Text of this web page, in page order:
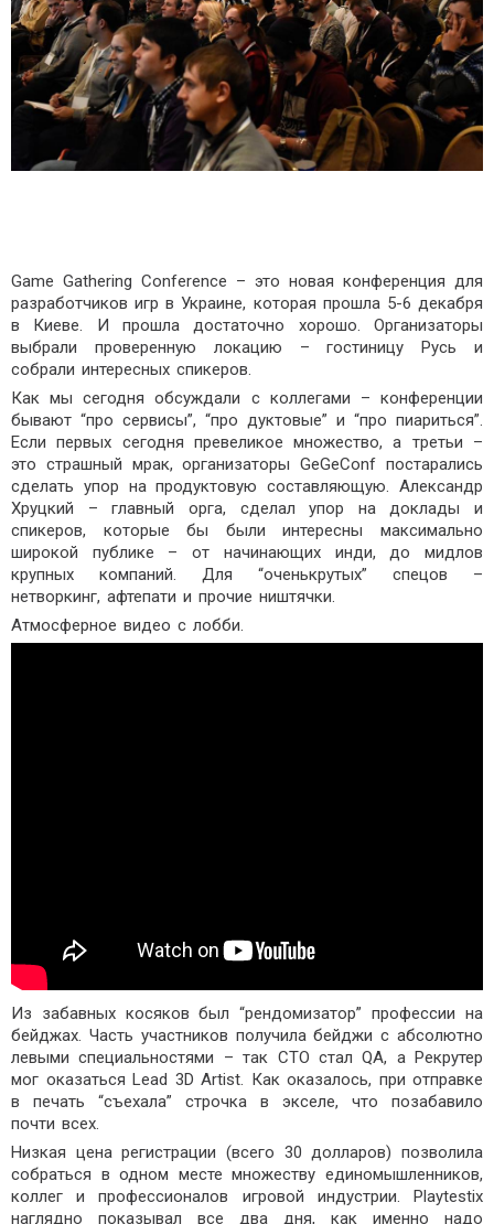
Game Gathering Conference – это новая конференция для
разработчиков игр в Украине, которая прошла 5-6 декабря
в Киеве. И прошла достаточно хорошо. Организаторы
выбрали проверенную локацию – гостиницу Русь и
собрали интересных спикеров.
Как мы сегодня обсуждали с коллегами – конференции
бывают “про сервисы”, “про дуктовые” и “про пиариться”.
Если первых сегодня превеликое множество, а третьи –
это страшный мрак, организаторы GeGeConf постарались
сделать упор на продуктовую составляющую. Александр
Хруцкий – главный орга, сделал упор на доклады и
спикеров, которые бы были интересны максимально
широкой публике – от начинающих инди, до мидлов
крупных компаний. Для “оченькрутых” спецов –
нетворкинг, афтепати и прочие ништячки.
Атмосферное видео с лобби.
Из забавных косяков был “рендомизатор” профессии на
бейджах. Часть участников получила бейджи с абсолютно
левыми специальностями – так CTO стал QA, а Рекрутер
мог оказаться Lead 3D Artist. Как оказалось, при отправке
в печать “съехала” строчка в экселе, что позабавило
почти всех.
Низкая цена регистрации (всего 30 долларов) позволила
собраться в одном месте множеству единомышленников,
коллег и профессионалов игровой индустрии. Playtestix
наглядно показывал все два дня, как именно надо